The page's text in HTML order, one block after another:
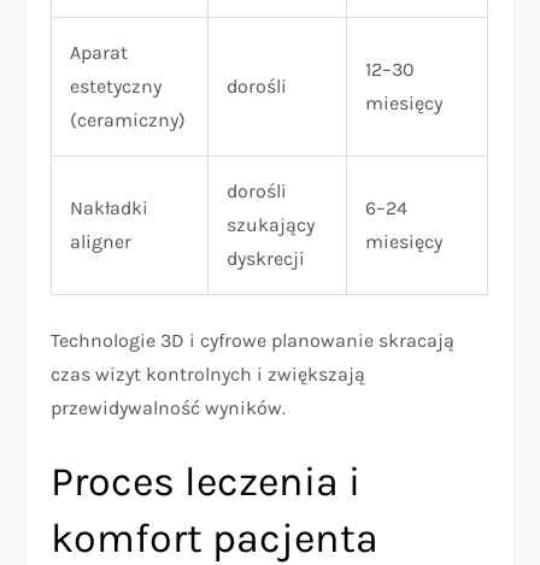
Aparat
estetyczny
(ceramiczny)
dorośli
12–30
miesięcy
Nakładki
aligner
dorośli
szukający
dyskrecji
6–24
miesięcy
Technologie 3D i cyfrowe planowanie skracają
czas wizyt kontrolnych i zwiększają
przewidywalność wyników.
Proces leczenia i
komfort pacjenta